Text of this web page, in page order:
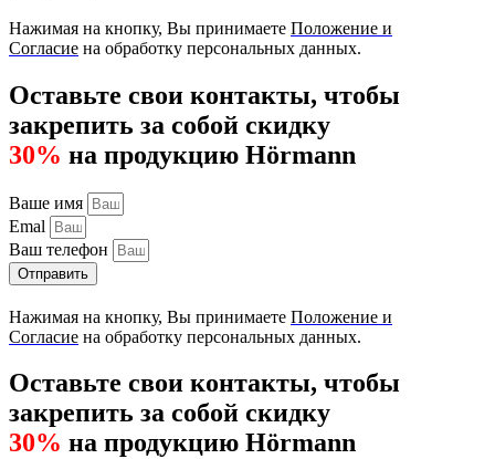
Нажимая на кнопку, Вы принимаете Положение и
Согласие на обработку персональных данных.
Оставьте свои контакты, чтобы
закрепить за собой скидку
30% на продукцию Hörmann
Ваше имя
Emal
Ваш телефон
Отправить
Нажимая на кнопку, Вы принимаете Положение и
Согласие на обработку персональных данных.
Оставьте свои контакты, чтобы
закрепить за собой скидку
30% на продукцию Hörmann